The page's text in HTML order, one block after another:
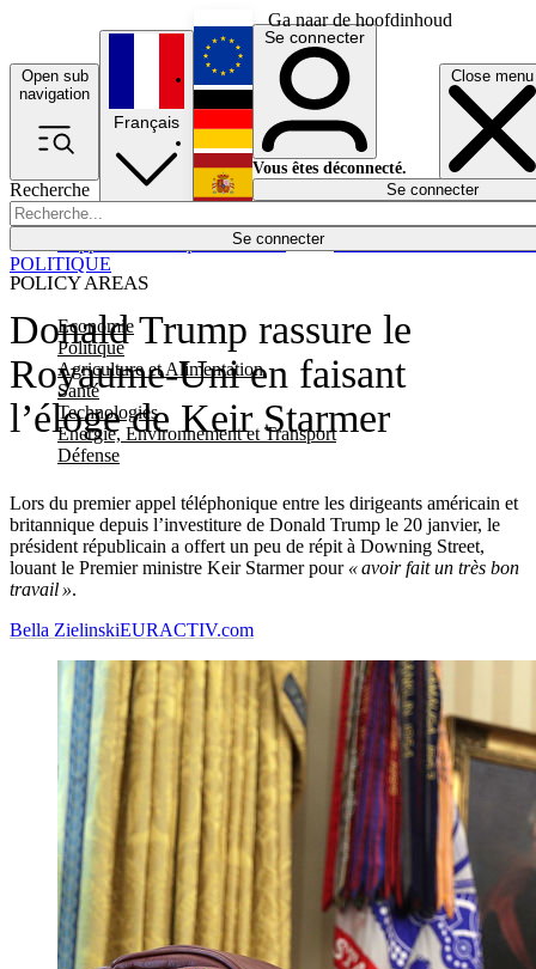
Ga naar de hoofdinhoud
Open sub
navigation
Close menu
Recherche
Se connecter
POLICY AREAS
Economie
Politique
Agriculture et Alimentation
Santé
Technologies
Energie, Environnement et Transport
Défense
Économie
Français
English
Deutsch
Español
Se connecter
Vous êtes déconnecté.
Se connecter
Donald Trump rassure le
Royaume-Uni en faisant
l’éloge de Keir Starmer
Lors du premier appel téléphonique entre les dirigeants américain et
britannique depuis l’investiture de Donald Trump le 20 janvier, le
président républicain a offert un peu de répit à Downing Street,
louant le Premier ministre Keir Starmer pour « avoir fait un très bon
travail ».
POLITIQUE
Bella ZielinskiEURACTIV.com